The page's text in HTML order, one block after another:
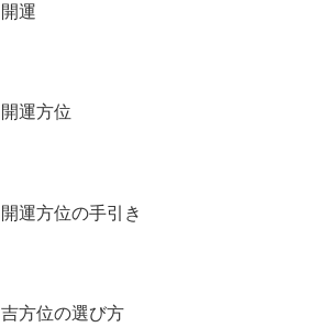
開運
開運方位
開運方位の手引き
吉方位の選び方